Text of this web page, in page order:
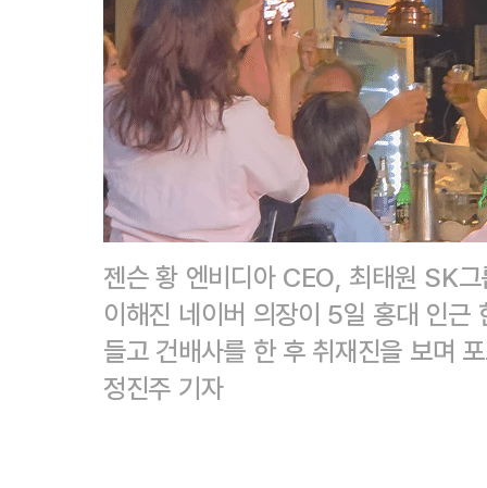
젠슨 황 엔비디아 CEO, 최태원 SK
이해진 네이버 의장이 5일 홍대 인근
들고 건배사를 한 후 취재진을 보며
정진주 기자